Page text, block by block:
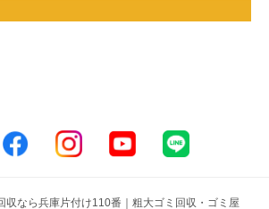
収なら兵庫片付け110番｜粗大ゴミ回収・ゴミ屋